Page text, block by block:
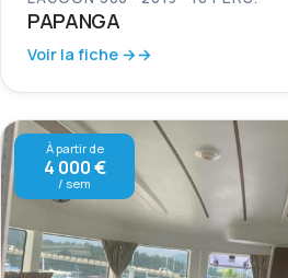
PAPANGA
Voir la fiche →
À partir de
4 000 €
/ sem